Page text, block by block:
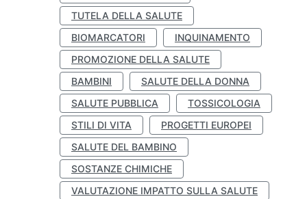
TUTELA DELLA SALUTE
BIOMARCATORI
INQUINAMENTO
PROMOZIONE DELLA SALUTE
BAMBINI
SALUTE DELLA DONNA
SALUTE PUBBLICA
TOSSICOLOGIA
STILI DI VITA
PROGETTI EUROPEI
SALUTE DEL BAMBINO
SOSTANZE CHIMICHE
VALUTAZIONE IMPATTO SULLA SALUTE